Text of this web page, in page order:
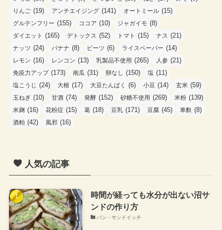
りんご (19) アンチエイジング (141) オートミール (15)
グルテンフリー (155) ココア (10) ジャガイモ (8)
ダイエット (165) デトックス (52) トマト (15) ナス (21)
ナッツ (24) バナナ (8) ビーツ (6) ライスペーパー (14)
レモン (16) レンコン (13) 乳製品不使用 (265) 人参 (21)
免疫力アップ(173) 南瓜 (31) 卵なし (150) 塩 (11)
塩こうじ (24) 大根 (17) 大豆たんぱく (6) 小豆 (14) 玄米 (59)
玉ねぎ (10) 甘酒 (74) 発酵 (152) 砂糖不使用 (269) 米粉 (139)
米麹 (16) 花粉症 (15) 葛 (18) 豆乳 (171) 豆腐 (45) 車麩 (8)
酒粕 (42) 風邪 (16)
人気の記事
時間が経っても水分が出ない沼サ
ンドの作り方
パン・サンドイッチ